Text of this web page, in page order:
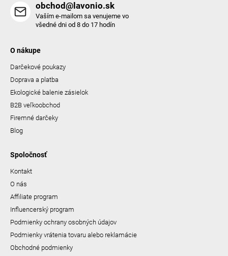
obchod@lavonio.sk
Vaším e-mailom sa venujeme vo
všedné dni od 8 do 17 hodín
O nákupe
Darčekové poukazy
Doprava a platba
Ekologické balenie zásielok
B2B veľkoobchod
Firemné darčeky
Blog
Spoločnosť
Kontakt
O nás
Affiliate program
Influencerský program
Podmienky ochrany osobných údajov
Podmienky vrátenia tovaru alebo reklamácie
Obchodné podmienky